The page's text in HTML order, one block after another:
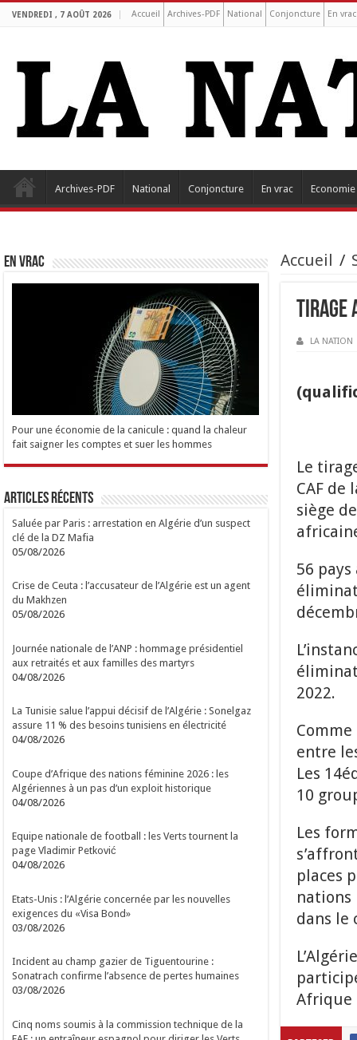
VENDREDI , 7 AOÛT 2026 Accueil Archives-PDF National Conjoncture En vrac
Archives-PDF National Conjoncture En vrac Economie
Accueil /
LA NATION
Le
CAF
siège
56
2022.
entre
Les
10
Les
places
nations
dans le
Afrique
EN VRAC
Pour une économie de la canicule : quand la chaleur
fait saigner les comptes et suer les hommes
Articles Récents
Saluée par Paris : arrestation en Algérie d’un suspect
clé de la DZ Mafia
05/08/2026
Crise de Ceuta : l’accusateur de l’Algérie est un agent
du Makhzen
05/08/2026
Journée nationale de l’ANP : hommage présidentiel
aux retraités et aux familles des martyrs
04/08/2026
La Tunisie salue l’appui décisif de l’Algérie : Sonelgaz
assure 11 % des besoins tunisiens en électricité
04/08/2026
Coupe d’Afrique des nations féminine 2026 : les
Algériennes à un pas d’un exploit historique
04/08/2026
Equipe nationale de football : les Verts tournent la
page Vladimir Petković
04/08/2026
Etats-Unis : l’Algérie concernée par les nouvelles
exigences du «Visa Bond»
03/08/2026
Incident au champ gazier de Tiguentourine :
Sonatrach confirme l’absence de pertes humaines
03/08/2026
Cinq noms soumis à la commission technique de la